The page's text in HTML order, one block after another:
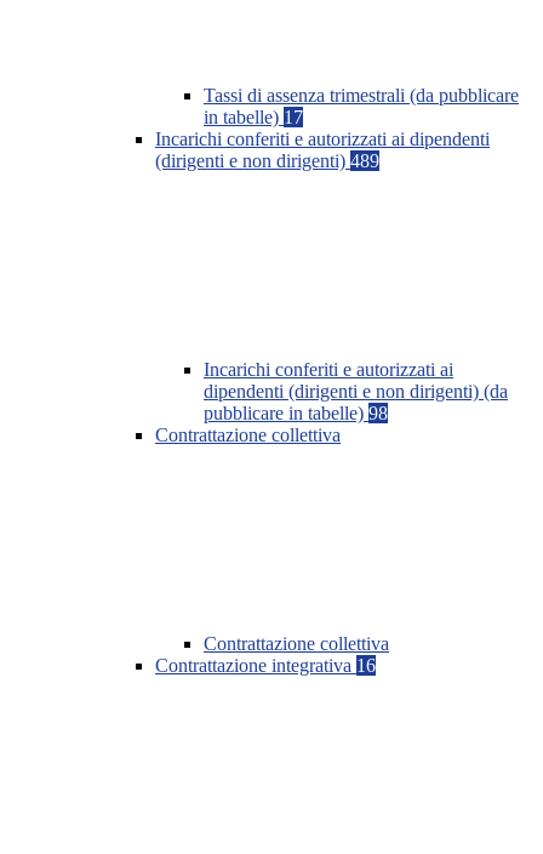
Tassi di assenza trimestrali (da pubblicare
in tabelle) 17
Incarichi conferiti e autorizzati ai dipendenti
(dirigenti e non dirigenti) 489
Incarichi conferiti e autorizzati ai
dipendenti (dirigenti e non dirigenti) (da
pubblicare in tabelle) 98
Contrattazione collettiva
Contrattazione collettiva
Contrattazione integrativa 16